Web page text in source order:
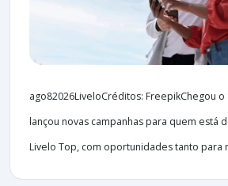
ago82026LiveloCréditos: FreepikChegou o
lançou novas campanhas para quem está
Livelo Top, com oportunidades tanto para